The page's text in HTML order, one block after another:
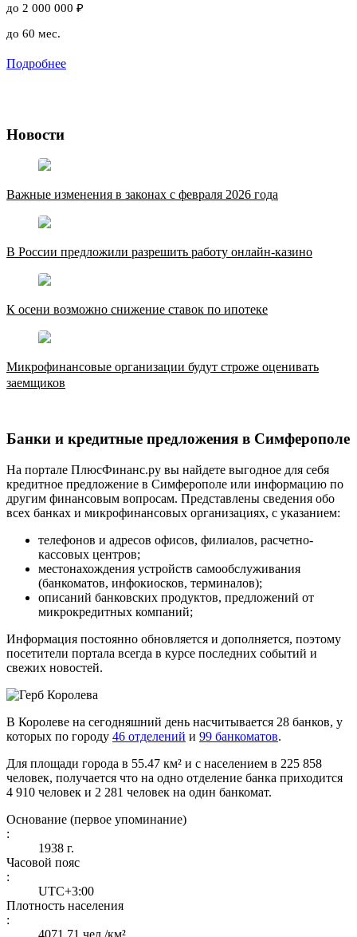
до 2 000 000 ₽
до 60 мес.
Подробнее
Новости
Важные изменения в законах с февраля 2026 года
В России предложили разрешить работу онлайн-казино
К осени возможно снижение ставок по ипотеке
Микрофинансовые организации будут строже оценивать
заемщиков
Банки и кредитные предложения в Симферополе
На портале ПлюсФинанс.ру вы найдете выгодное для себя
кредитное предложение в Симферополе или информацию по
другим финансовым вопросам. Представлены сведения обо
всех банках и микрофинансовых организациях, с указанием:
телефонов и адресов офисов, филиалов, расчетно-
кассовых центров;
местонахождения устройств самообслуживания
(банкоматов, инфокиосков, терминалов);
описаний банковских продуктов, предложений от
микрокредитных компаний;
Информация постоянно обновляется и дополняется, поэтому
посетители портала всегда в курсе последних событий и
свежих новостей.
В Королеве на сегодняшний день насчитывается 28 банков, у
которых по городу 46 отделений и 99 банкоматов.
Для площади города в 55.47 км² и с населением в 225 858
человек, получается что на одно отделение банка приходится
4 910 человек и 2 281 человек на один банкомат.
Основание (первое упоминание)
:
1938 г.
Часовой пояс
:
UTC+3:00
Плотность населения
:
4071,71 чел./км²